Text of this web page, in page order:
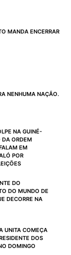
MANDA ENCERRAR
NENHUMA NAÇÃO.
NA GUINÉ-
DA ORDEM
EM
POR
DO
DO MUNDO DE
DECORRE NA
UNITA COMEÇA
DOS
DOMINGO